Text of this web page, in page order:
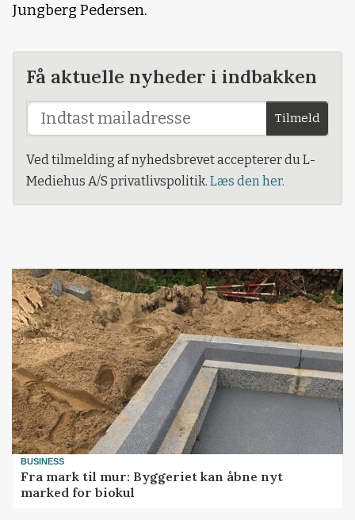
Jungberg Pedersen.
Få aktuelle nyheder i indbakken
Tilmeld
Ved tilmelding af nyhedsbrevet accepterer du L-
Mediehus A/S privatlivspolitik. Læs den her.
BUSINESS
Fra mark til mur: Byggeriet kan åbne nyt
marked for biokul